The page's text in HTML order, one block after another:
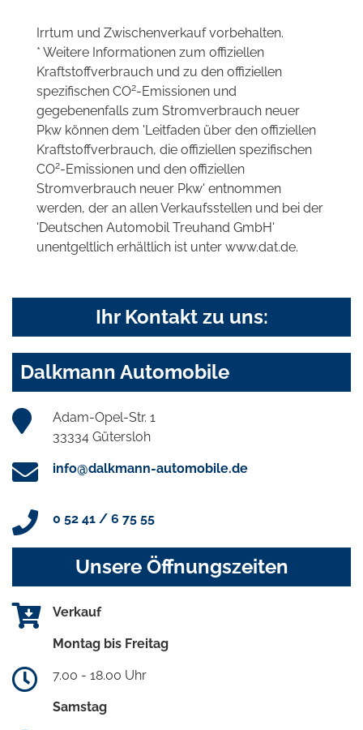
Irrtum und Zwischenverkauf vorbehalten.
* Weitere Informationen zum offiziellen
Kraftstoffverbrauch und zu den offiziellen
spezifischen CO2-Emissionen und
gegebenenfalls zum Stromverbrauch neuer
Pkw können dem 'Leitfaden über den offiziellen
Kraftstoffverbrauch, die offiziellen spezifischen
CO2-Emissionen und den offiziellen
Stromverbrauch neuer Pkw' entnommen
werden, der an allen Verkaufsstellen und bei der
'Deutschen Automobil Treuhand GmbH'
unentgeltlich erhältlich ist unter www.dat.de.
Ihr Kontakt zu uns:
Dalkmann Automobile
Adam-Opel-Str. 1
33334 Gütersloh
info@dalkmann-automobile.de
0 52 41 / 6 75 55
Unsere Öffnungszeiten
Verkauf
Montag bis Freitag
7.00 - 18.00 Uhr
Samstag